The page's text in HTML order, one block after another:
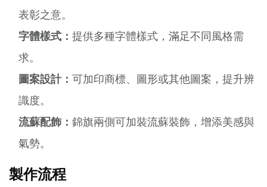
表彰之意。
字體樣式： 提供多種字體樣式，滿足不同風格需
求。
圖案設計： 可加印商標、圖形或其他圖案，提升辨
識度。
流蘇配飾： 錦旗兩側可加裝流蘇裝飾，增添美感與
氣勢。
製作流程